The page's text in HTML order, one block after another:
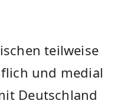
teilweise
und medial
Deutschland